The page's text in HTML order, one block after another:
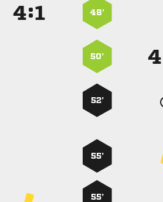
: 48’
50’ 
52’
55’
55’